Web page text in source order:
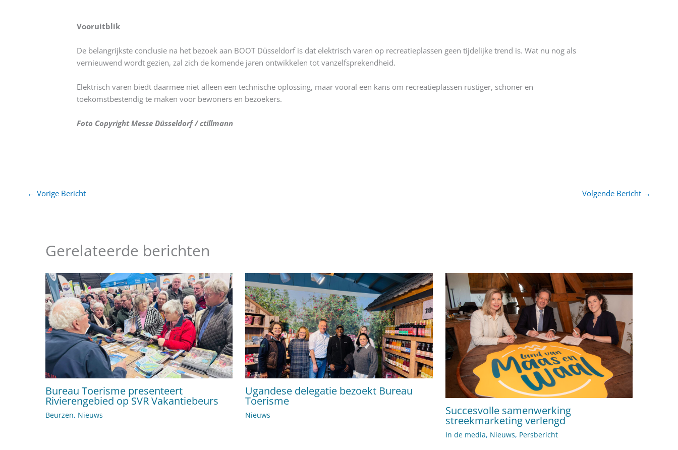
Vooruitblik
De belangrijkste conclusie na het bezoek aan BOOT Düsseldorf is dat elektrisch varen op recreatieplassen geen tijdelijke trend is. Wat nu nog als
vernieuwend wordt gezien, zal zich de komende jaren ontwikkelen tot vanzelfsprekendheid.
Elektrisch varen biedt daarmee niet alleen een technische oplossing, maar vooral een kans om recreatieplassen rustiger, schoner en
toekomstbestendig te maken voor bewoners en bezoekers.
Foto Copyright Messe Düsseldorf / ctillmann
← Vorige Bericht Volgende Bericht →
Gerelateerde berichten
Bureau Toerisme presenteert
Rivierengebied op SVR Vakantiebeurs
Beurzen, Nieuws
Ugandese delegatie bezoekt Bureau
Toerisme
Nieuws Succesvolle samenwerking
streekmarketing verlengd
In de media, Nieuws, Persbericht